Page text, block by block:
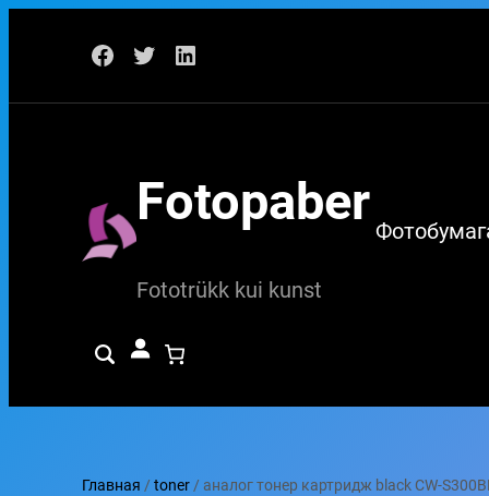
содержимому
Facebook
TwitterLinkedIn
Fotopaber
Fototrükk kui kunst
Главная /toner/ аналог тонер картридж black CW-